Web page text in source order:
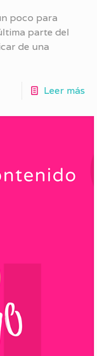
poco para
parte del
de una
Leer más